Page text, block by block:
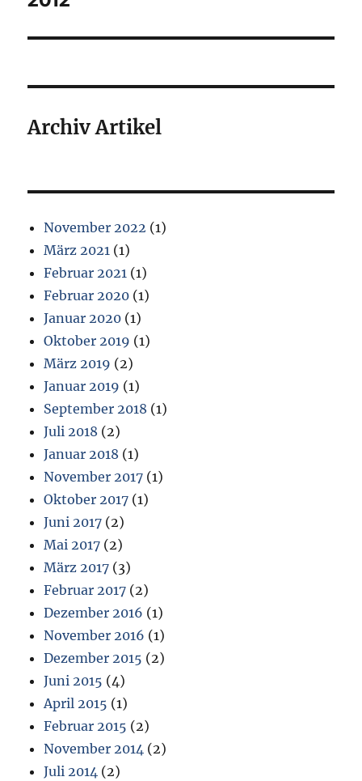
Archiv Artikel
November 2022 (1)
März 2021 (1)
Februar 2021 (1)
Februar 2020 (1)
Januar 2020 (1)
Oktober 2019 (1)
März 2019 (2)
Januar 2019 (1)
September 2018 (1)
Juli 2018 (2)
Januar 2018 (1)
November 2017 (1)
Oktober 2017 (1)
Juni 2017 (2)
Mai 2017 (2)
März 2017 (3)
Februar 2017 (2)
Dezember 2016 (1)
November 2016 (1)
Dezember 2015 (2)
Juni 2015 (4)
April 2015 (1)
Februar 2015 (2)
November 2014 (2)
Juli 2014 (2)